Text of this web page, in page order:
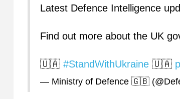
Latest Defence Intelligence
Find out more about the UK
🇺🇦#StandWithUkraine 🇺🇦
— Ministry of Defence 🇬🇧